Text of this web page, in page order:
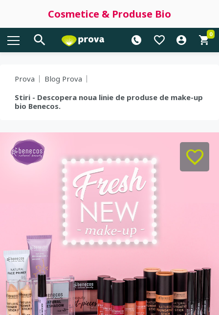
Cosmetice & Produse Bio
0
Prova
Blog Prova
Stiri - Descopera noua linie de produse de make-up
bio Benecos.